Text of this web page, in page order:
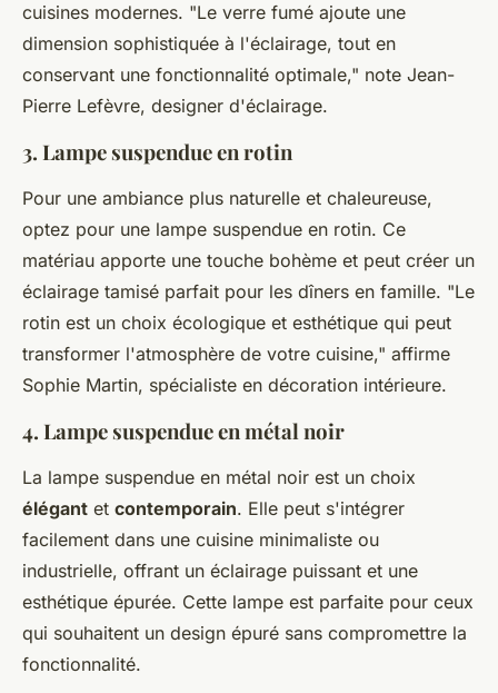
cuisines modernes. "Le verre fumé ajoute une
dimension sophistiquée à l'éclairage, tout en
conservant une fonctionnalité optimale," note Jean-
Pierre Lefèvre, designer d'éclairage.
3. Lampe suspendue en rotin
Pour une ambiance plus naturelle et chaleureuse,
optez pour une lampe suspendue en rotin. Ce
matériau apporte une touche bohème et peut créer un
éclairage tamisé parfait pour les dîners en famille. "Le
rotin est un choix écologique et esthétique qui peut
transformer l'atmosphère de votre cuisine," affirme
Sophie Martin, spécialiste en décoration intérieure.
4. Lampe suspendue en métal noir
La lampe suspendue en métal noir est un choix
élégant et contemporain. Elle peut s'intégrer
facilement dans une cuisine minimaliste ou
industrielle, offrant un éclairage puissant et une
esthétique épurée. Cette lampe est parfaite pour ceux
qui souhaitent un design épuré sans compromettre la
fonctionnalité.